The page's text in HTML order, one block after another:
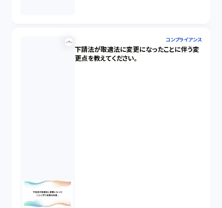
コンプライアンス
下請法が取適法に変更になったことに伴う変
更点を教えてください。